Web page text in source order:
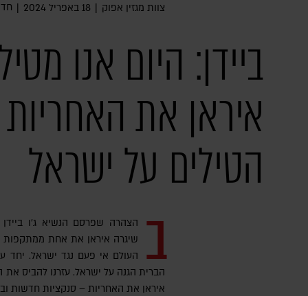
צוות מגזין אפוק | 18 באפריל 2024 |
ביידן: היום אנו
איראן את
הטילים על ישראל
ב
הצהרה שפרסם הנשיא ג'ו
שיגרה איראן את אחת ממתקפות
העולם אי פעם נגד ישראל. יחד
הברית הגנה על ישראל. עזרנו להביס את
איראן את האחריות – סנקציות חדשות